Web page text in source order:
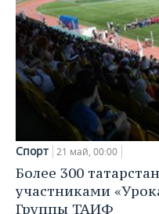
Спорт 21 май, 00:00
Более 300
участниками
Группы ТАИФ